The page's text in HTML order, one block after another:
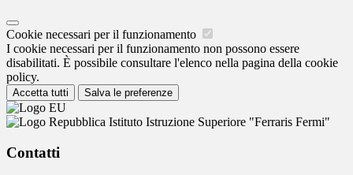
Cookie necessari per il funzionamento
I cookie necessari per il funzionamento non possono essere
disabilitati. È possibile consultare l'elenco nella pagina della cookie
policy.
Accetta tutti Salva le preferenze
Istituto Istruzione Superiore "Ferraris Fermi"
Contatti